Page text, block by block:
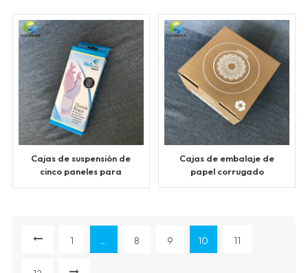
solares
Cajas de suspensión de
cinco paneles para
Cajas de embalaje de
papel corrugado
1 ... 8 9 10 11